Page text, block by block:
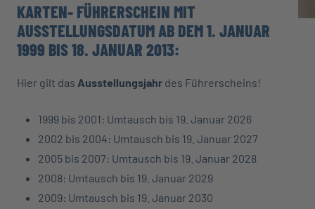
KARTEN- FÜHRERSCHEIN MIT
AUSSTELLUNGSDATUM AB DEM 1. JANUAR
1999 BIS 18. JANUAR 2013:
Hier gilt das Ausstellungsjahr des Führerscheins!
1999 bis 2001: Umtausch bis 19. Januar 2026
2002 bis 2004: Umtausch bis 19. Januar 2027
2005 bis 2007: Umtausch bis 19. Januar 2028
2008: Umtausch bis 19. Januar 2029
2009: Umtausch bis 19. Januar 2030